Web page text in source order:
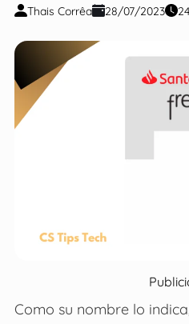
Thais Corrêa 28/07/2023
Como su nombre lo